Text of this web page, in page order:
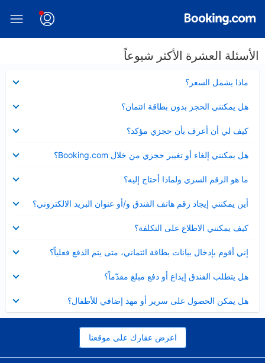
الأسئلة العشرة الأكثر شيوعاً
ماذا يشمل السعر؟
مصغر
هل يمكنني الحجز بدون بطاقة ائتمان؟
مصغر
كيف لي أن أعرف بأن حجزي مؤكد؟
مصغر
هل يمكنني إلغاء أو تغيير حجزي من خلال Booking.com؟
مصغر
ما هو الرقم السري ولماذا أحتاج إليه؟
مصغر
أين يمكنني إيجاد رقم هاتف الفندق و/أو عنوان البريد الالكتروني؟
عرض
مصغر
كيف يمكنني الاطلاع على التكلفة؟
مصغر
إني أقوم بإدخال بيانات بطاقة ائتماني، متى يتم الدفع فعلياً؟
مصغر
هل يتطلب الفندق إيداع أو دفع مبلغ مقدّماً؟
مصغر
هل يمكن الحصول على سرير أو مهد إضافي للأطفال؟
مصغر
اعرض عقارك على موقعنا